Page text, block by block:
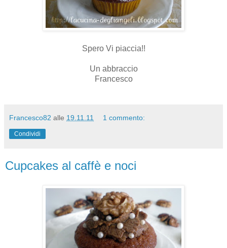
Spero Vi piaccia!!
Un abbraccio
Francesco
Francesco82 alle 19.11.11 1 commento:
Condividi
Cupcakes al caffè e noci